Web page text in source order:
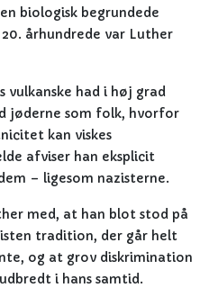
biologisk begrundede
århundrede var Luther
vulkanske had i høj grad
jøderne som folk, hvorfor
kan viskes
afviser han eksplicit
– ligesom nazisterne.
med, at han blot stod på
tradition, der går helt
og at grov diskrimination
i hans samtid.